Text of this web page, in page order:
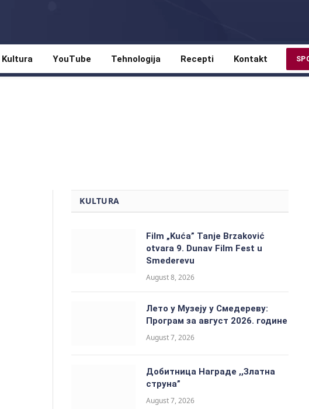
Kultura YouTube Tehnologija Recepti Kontakt
KULTURA
Film „Kuća” Tanje Brzaković
otvara 9. Dunav Film Fest u
Smederevu
August 8, 2026
Лето у Музеју у Смедереву:
Програм за август 2026. године
August 7, 2026
Добитницa Награде ,,Златна
струна”
August 7, 2026